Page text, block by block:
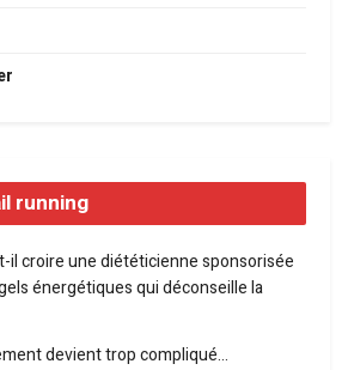
running
il croire une diététicienne sponsorisée
énergétiques qui déconseille la
devient trop compliqué…